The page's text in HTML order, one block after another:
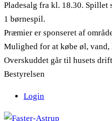
Pladesalg fra kl. 18.30. Spillet
1 børnespil.
Præmier er sponseret af
Mulighed for at købe øl, vand,
Overskuddet går til husets
Bestyrelsen
Login